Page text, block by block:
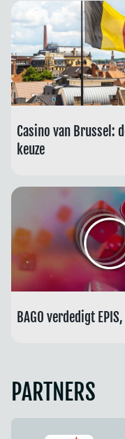
Casino van Brussel:
keuze
BAGO verdedigt
PARTNERS